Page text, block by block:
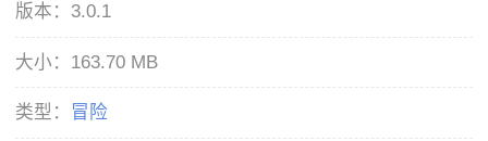
版本： 3.0.1
大小： 163.70 MB
类型： 冒险